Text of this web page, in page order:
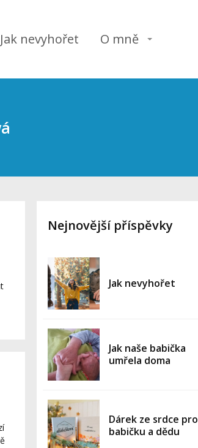
Jak nevyhořet O mně
Nejnovější příspěvky
Jak nevyhořet
Jak naše babička
umřela doma
Dárek ze srdce pro
babičku a dědu